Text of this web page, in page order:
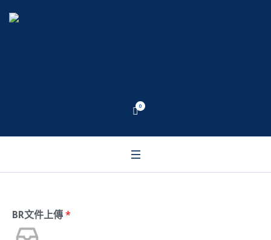
0
成爲分銷商
BR文件上傳 *